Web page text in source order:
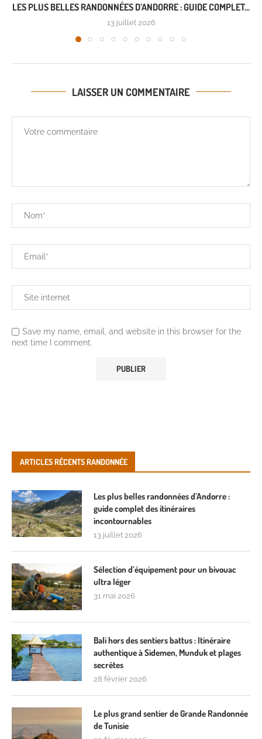
LES PLUS BELLES RANDONNÉES D’ANDORRE : GUIDE COMPLET...
13 juillet 2026
LAISSER UN COMMENTAIRE
Save my name, email, and website in this browser for the
next time I comment.
ARTICLES RÉCENTS RANDONNÉE
Les plus belles randonnées d’Andorre :
guide complet des itinéraires
incontournables
13 juillet 2026
Sélection d’équipement pour un bivouac
ultra léger
31 mai 2026
Bali hors des sentiers battus : Itinéraire
authentique à Sidemen, Munduk et plages
secrètes
28 février 2026
Le plus grand sentier de Grande Randonnée
de Tunisie